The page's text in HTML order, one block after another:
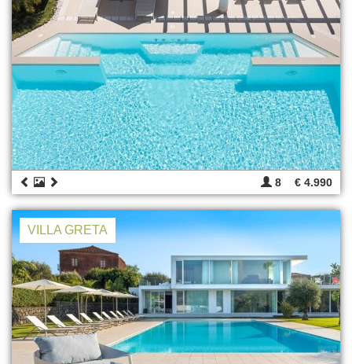
8 € 4.990
VILLA GRETA